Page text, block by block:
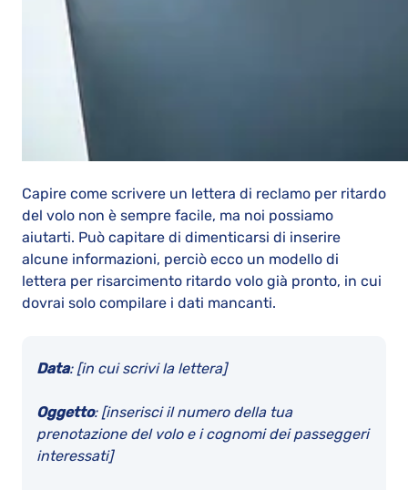
Capire come scrivere un lettera di reclamo per ritardo
del volo non è sempre facile, ma noi possiamo
aiutarti. Può capitare di dimenticarsi di inserire
alcune informazioni, perciò ecco un modello di
lettera per risarcimento ritardo volo già pronto, in cui
dovrai solo compilare i dati mancanti.
Data: [in cui scrivi la lettera]
Oggetto: [inserisci il numero della tua
prenotazione del volo e i cognomi dei passeggeri
interessati]